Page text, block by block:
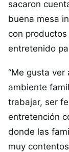
sacaron
buena mesa
con
entretenido
“Me gusta
ambiente
trabajar, ser
entretención
donde las
muy